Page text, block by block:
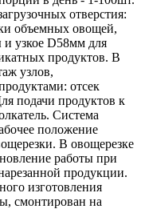
отверстия:
объемных овощей,
и узкое D58мм для
продуктов. В
узлов,
отсек
подачи продуктов к
Система
положение
В овощерезке
работы при
продукции.
изготовления
смонтирован на